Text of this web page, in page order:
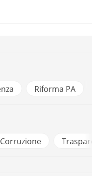
Riforma PA